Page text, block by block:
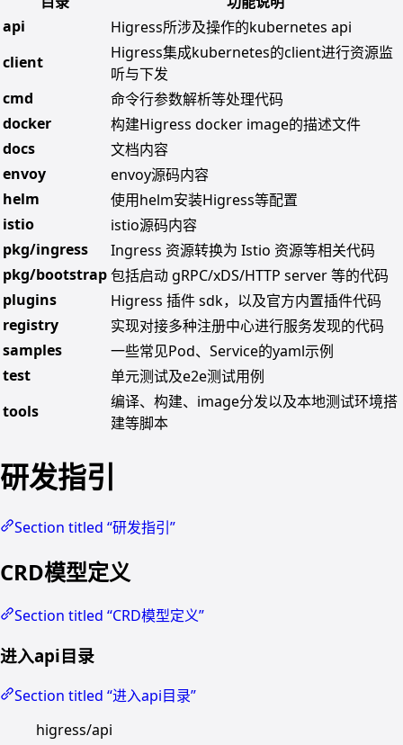
api
Higress所涉及操作的kubernetes api
client
Higress集成kubernetes的client进行资源监
听与下发
cmd
命令行参数解析等处理代码
docker
构建Higress docker image的描述文件
docs
文档内容
envoy
envoy源码内容
helm
使用helm安装Higress等配置
istio
istio源码内容
pkg/ingress
Ingress 资源转换为 Istio 资源等相关代码
pkg/bootstrap包括启动 gRPC/xDS/HTTP server 等的代码
plugins
Higress 插件 sdk，以及官方内置插件代码
registry
实现对接多种注册中心进行服务发现的代码
samples
一些常见Pod、Service的yaml示例
test
单元测试及e2e测试用例
tools
编译、构建、image分发以及本地测试环境搭
建等脚本
研发指引
Section titled “研发指引”
CRD模型定义
Section titled “CRD模型定义”
进入api目录
Section titled “进入api目录”
higress/api